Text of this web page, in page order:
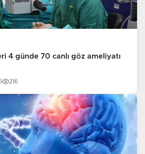
4 günde 70 canlı göz ameliyatı
216